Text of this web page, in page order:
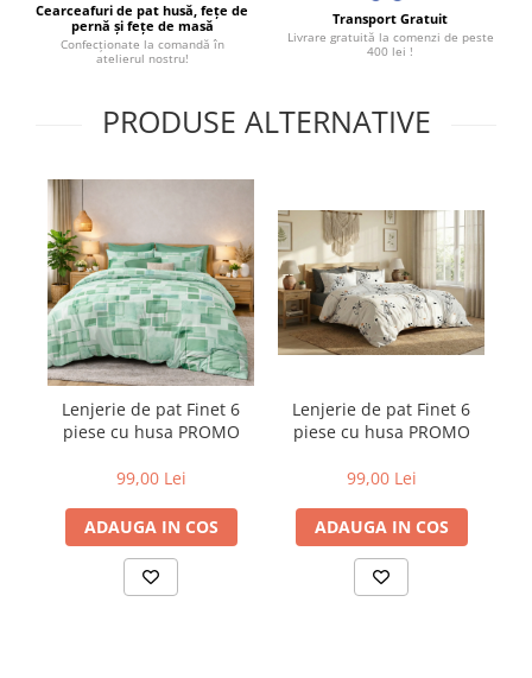
Cearceafuri de pat husă, fețe de
pernă și fețe de masă
Confecționate la comandă în
atelierul nostru!
Transport Gratuit
Livrare gratuită la comenzi de peste
400 lei !
PRODUSE ALTERNATIVE
Lenjerie de pat Finet 6
piese cu husa PROMO
99,00 Lei
ADAUGA IN COS
Lenjerie de pat Finet 6
piese cu husa PROMO
99,00 Lei
ADAUGA IN COS